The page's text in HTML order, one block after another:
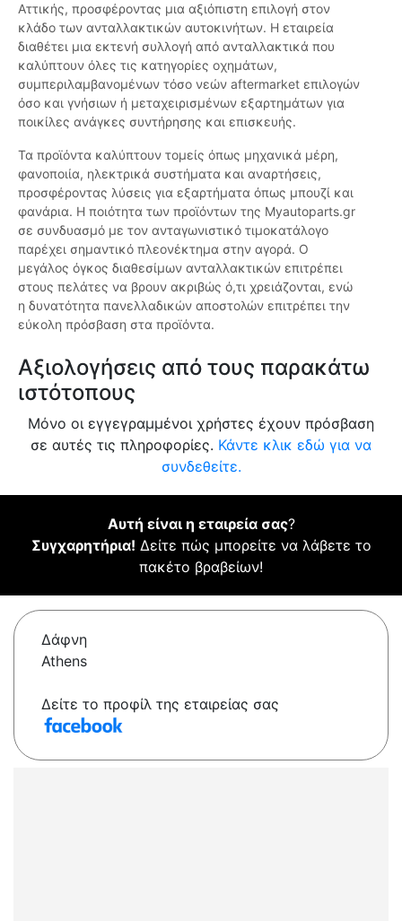
Αττικής, προσφέροντας μια αξιόπιστη επιλογή στον
κλάδο των ανταλλακτικών αυτοκινήτων. Η εταιρεία
διαθέτει μια εκτενή συλλογή από ανταλλακτικά που
καλύπτουν όλες τις κατηγορίες οχημάτων,
συμπεριλαμβανομένων τόσο νεών aftermarket επιλογών
όσο και γνήσιων ή μεταχειρισμένων εξαρτημάτων για
ποικίλες ανάγκες συντήρησης και επισκευής.
Τα προϊόντα καλύπτουν τομείς όπως μηχανικά μέρη,
φανοποιία, ηλεκτρικά συστήματα και αναρτήσεις,
προσφέροντας λύσεις για εξαρτήματα όπως μπουζί και
φανάρια. Η ποιότητα των προϊόντων της Myautoparts.gr
σε συνδυασμό με τον ανταγωνιστικό τιμοκατάλογο
παρέχει σημαντικό πλεονέκτημα στην αγορά. Ο
μεγάλος όγκος διαθεσίμων ανταλλακτικών επιτρέπει
στους πελάτες να βρουν ακριβώς ό,τι χρειάζονται, ενώ
η δυνατότητα πανελλαδικών αποστολών επιτρέπει την
εύκολη πρόσβαση στα προϊόντα.
Αξιολογήσεις από τους παρακάτω
ιστότοπους
Μόνο οι εγγεγραμμένοι χρήστες έχουν πρόσβαση
σε αυτές τις πληροφορίες. Κάντε κλικ εδώ για να
συνδεθείτε.
Αυτή είναι η εταιρεία σας?
Συγχαρητήρια! Δείτε πώς μπορείτε να λάβετε το
πακέτο βραβείων!
Δάφνη
Athens
Δείτε το προφίλ της εταιρείας σας